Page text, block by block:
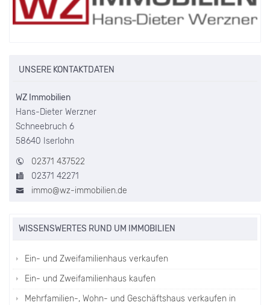
UNSERE KONTAKTDATEN
WZ Immobilien
Hans-Dieter Werzner
Schneebruch 6
58640 Iserlohn
02371 437522
02371 42271
immo@wz-immobilien.de
WISSENSWERTES RUND UM IMMOBILIEN
Ein- und Zweifamilienhaus verkaufen
Ein- und Zweifamilienhaus kaufen
Mehrfamilien-, Wohn- und Geschäftshaus verkaufen in